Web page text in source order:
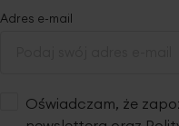
Adres e-mail
Oświadczam, że